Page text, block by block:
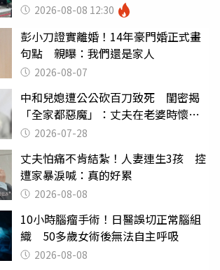
2026-08-08 12:30
彭小刀證實離婚！14年豪門婚正式畫
句點 親曝：我們還是家人
2026-08-07
中和兒媳遭公公砍百刀致死 閨密揭
「全家都惡魔」：丈夫在老婆時懷孕
摔東西
2026-07-28
丈夫怕痛不肯結紮！人妻連生3孩 控
遭家暴淚喊：真的好累
2026-08-08
10小時腦瘤手術！日醫誤切正常腦組
織 50多歲女術後無法自主呼吸
2026-08-08